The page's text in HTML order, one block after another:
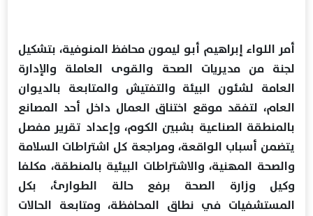
أمر اللواء إبراهيم أبو ليمون محافظ المنوفية، بتشكيل
لجنة من مديريات الصحة والقوى العاملة والإدارة
العامة لشئون البيئة والتفتيش والمتابعة بالديوان
العام، لتفقد موقع اختناق العمال داخل أحد المصانع
بالمنطقة الصناعية بشبين الكوم، وإعداد تقرير مفصل
يتضمن أسباب الواقعة، ومراجعة كل اشتراطات السلامة
والصحة المهنية، والاشتراطات البيئية بالمنطقة، مكلفا
وكيل وزارة الصحة برفع حالة الطوارئ، بكل
المستشفيات في نطاق المحافظة، ومتابعة الحالات